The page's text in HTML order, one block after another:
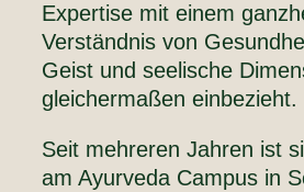
Expertise mit einem
Verständnis von
Geist und seelische
gleichermaßen einbezieht.
Seit mehreren Jahren ist
am Ayurveda Campus in